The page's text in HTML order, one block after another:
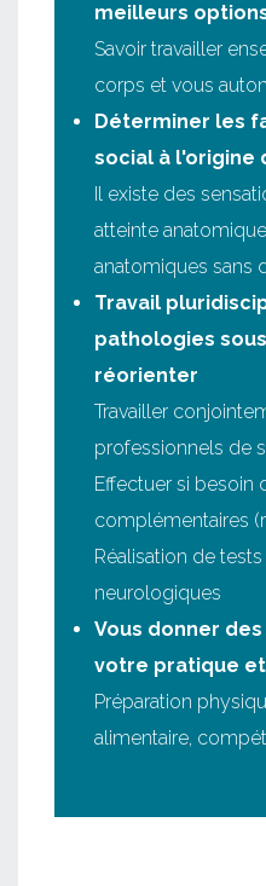
meilleurs
Savoir travailler
corps et vous
Déterminer les
social à l'origine
Il existe des
atteinte
anatomiques sans
Travail
pathologies
réorienter
Travailler
professionnels de
Effectuer si besoin
complémentaires
Réalisation de
neurologiques
Vous donner
votre pratique
Préparation
alimentaire,